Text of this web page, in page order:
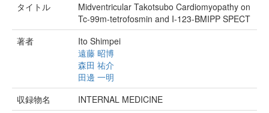
タイトル
Midventricular Takotsubo Cardiomyopathy on
Tc-99m-tetrofosmin and I-123-BMIPP SPECT
著者
Ito Shimpei
遠藤 昭博
森田 祐介
田邊 一明
収録物名
INTERNAL MEDICINE